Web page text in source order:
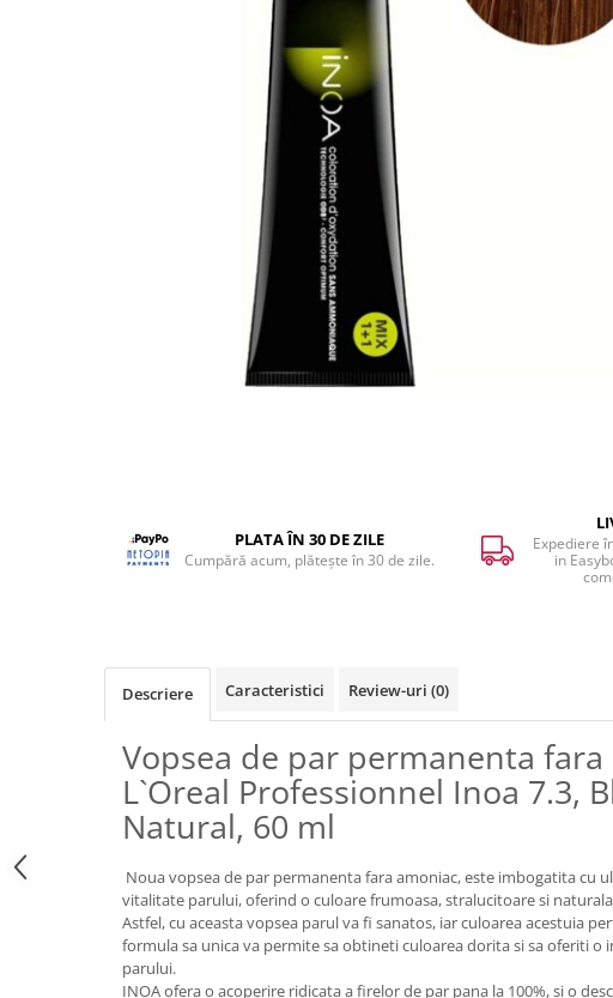
PLATA ÎN 30 DE ZILE
Cumpără acum, plătește în 30 de zile.
Expediere
in
Descriere Caracteristici Review-uri (0)
Vopsea de par permanenta
L`Oreal Professionnel Inoa 7.3,
Natural, 60 ml
Noua vopsea de par permanenta fara amoniac, este imbogatita cu
vitalitate parului, oferind o culoare frumoasa, stralucitoare si
Astfel, cu aceasta vopsea parul va fi sanatos, iar culoarea acestuia
formula sa unica va permite sa obtineti culoarea dorita si sa oferiti o
parului.
INOA ofera o acoperire ridicata a firelor de par pana la 100%, si o